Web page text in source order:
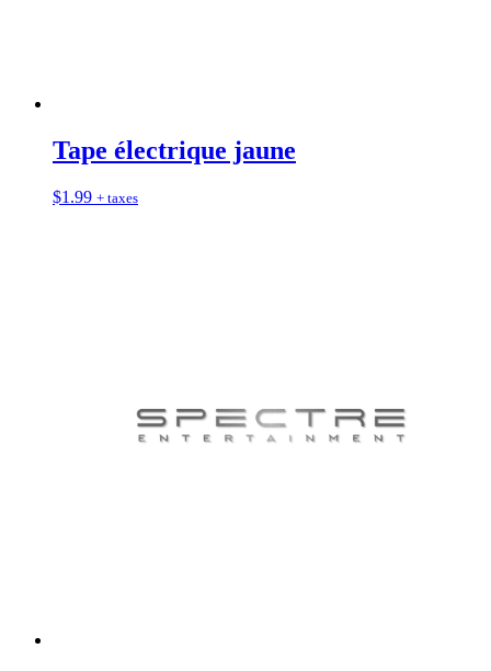
Tape électrique jaune
$1.99 + taxes